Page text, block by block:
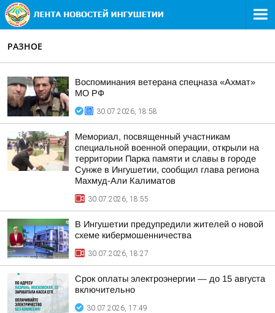
РАЗНОЕ
Воспоминания ветерана спецназа «Ахмат»
МО РФ
30.07.2026, 18:58
Мемориал, посвященный участникам
специальной военной операции, открыли на
территории Парка памяти и славы в городе
Сунже в Ингушетии, сообщил глава региона
Махмуд-Али Калиматов
30.07.2026, 18:55
В Ингушетии предупредили жителей о новой
схеме кибермошенничества
30.07.2026, 18:27
Срок оплаты электроэнергии — до 15 августа
включительно
30.07.2026, 17:49